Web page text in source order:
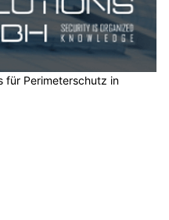
für Perimeterschutz in